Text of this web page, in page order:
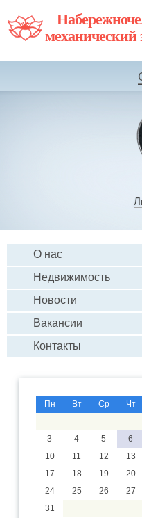
О нас
Недвижимость
Новости
Вакансии
Контакты
Пн Вт Ср Чт
3
4 5 6
10
11 12 13
17
18 19 20
24
25 26 27
31